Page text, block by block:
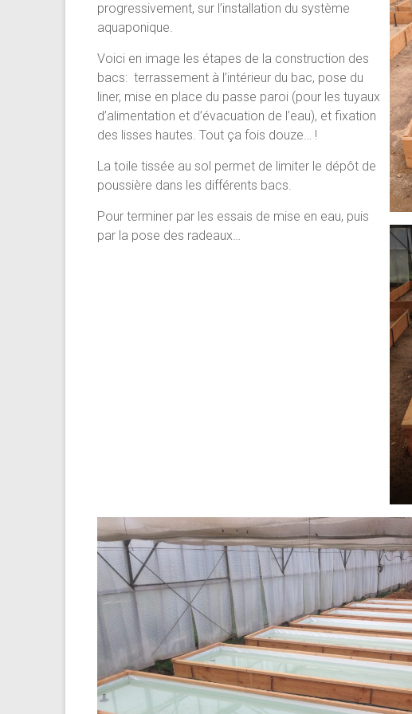
progressivement, sur l’installation du système
aquaponique.
Voici en image les étapes de la construction des
bacs: terrassement à l’intérieur du bac, pose du
liner, mise en place du passe paroi (pour les tuyaux
d’alimentation et d’évacuation de l’eau), et fixation
des lisses hautes. Tout ça fois douze… !
La toile tissée au sol permet de limiter le dépôt de
poussière dans les différents bacs.
Pour terminer par les essais de mise en eau, puis
par la pose des radeaux…